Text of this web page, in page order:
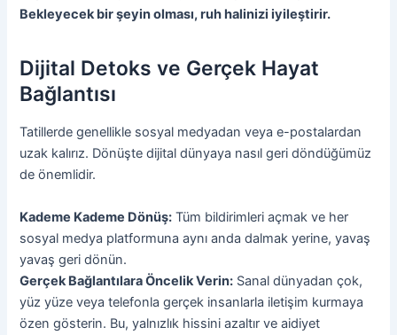
Bekleyecek bir şeyin olması, ruh halinizi iyileştirir.
Dijital Detoks ve Gerçek Hayat
Bağlantısı
Tatillerde genellikle sosyal medyadan veya e-postalardan
uzak kalırız. Dönüşte dijital dünyaya nasıl geri döndüğümüz
de önemlidir.
Kademe Kademe Dönüş: Tüm bildirimleri açmak ve her
sosyal medya platformuna aynı anda dalmak yerine, yavaş
yavaş geri dönün.
Gerçek Bağlantılara Öncelik Verin: Sanal dünyadan çok,
yüz yüze veya telefonla gerçek insanlarla iletişim kurmaya
özen gösterin. Bu, yalnızlık hissini azaltır ve aidiyet